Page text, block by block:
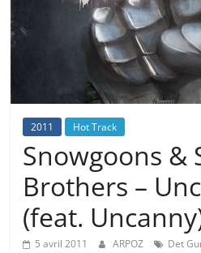
2011 Hot Track
Snowgoons &
Brothers –
(feat.
5 avril 2011 ARPOZ Det